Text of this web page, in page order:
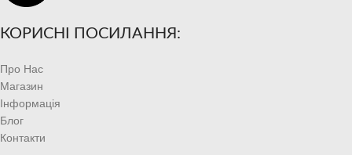
КОРИСНІ ПОСИЛАННЯ:
Про Нас
Магазин
Інформація
Блог
Контакти